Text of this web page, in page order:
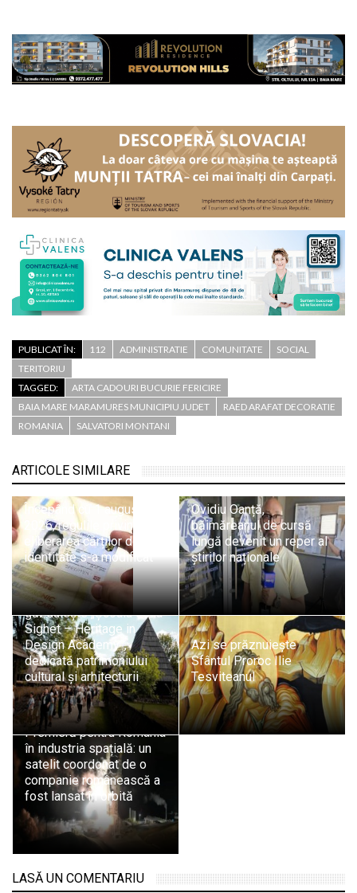
PUBLICAT ÎN: 112 ADMINISTRATIE COMUNITATE
SOCIAL
TERITORIU
TAGGED:
ARTA CADOURI BUCURIE FERICIRE
BAIA MARE MARAMURES MUNICIPIU JUDET
RAED ARAFAT DECORATIE
ROMANIA
SALVATORI MONTANI
ARTICOLE SIMILARE
Începând cu 1 august
2026, regulile privind
eliberarea cărților de
identitate s-a modificat
Ovidiu Oanță,
băimăreanul de cursă
lungă devenit un reper al
știrilor naționale
Sighetu Marmației
găzduiește „Școala de la
Sighet – Heritage in
Design Academy”,
dedicată patrimoniului
cultural și arhitecturii
Azi se prăznuiește
Sfântul Proroc Ilie
Tesviteanul
Premieră pentru România
în industria spațială: un
satelit coordonat de o
companie românească a
fost lansat în orbită
LASĂ UN COMENTARIU